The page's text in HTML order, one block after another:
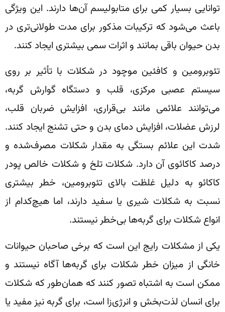
توانایی بسیار کمی برای متابولیسم آن‌ها دارند. این ویژگی
باعث می‌شود که ترکیبات مذکور برای مدت طولانی‌تری در
بدن حیوان باقی بمانند و اثرات سمی بیشتری ایجاد کنند.
تئوبرومین و کافئین موچود در شکلات با تأثیر بر روی
سیستم عصبی مرکزی، قلب و دستگاه گوارش گربه،
می‌توانند علائمی مانند بی‌قراری، افزایش ضربان قلب،
لرزش عضلات، افزایش دمای بدن و حتی تشنج ایجاد کنند.
شدت این علائم بستگی به مقدار شکلات مصرف‌شده و
درصد کاکائوی آن دارد. شکلات تلخ و شکلات خالص پودر
کاکائو به دلیل غلظت بالای تئوبرومین، خطر بیشتری
نسبت به شکلات شیری یا سفید دارند، اما هیچ‌کدام از
انواع شکلات برای گربه‌ها بی‌خطر نیستند.
یکی از مشکلات رایج این است که برخی صاحبان حیوانات
خانگی از میزان خطر شکلات برای گربه‌ها آگاه نیستند و
ممکن است به اشتباه تصور کنند که همان‌طور که شکلات
برای انسان لذت‌بخش و انرژی‌زا است، برای گربه نیز مفید یا